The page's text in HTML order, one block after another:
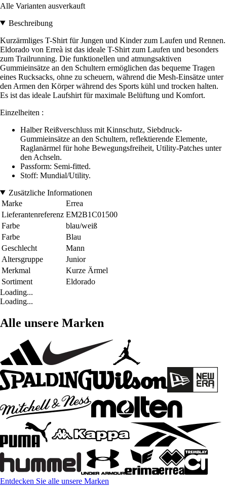
Alle Varianten ausverkauft
Beschreibung
Kurzärmliges T-Shirt für Jungen und Kinder zum Laufen und Rennen.
Eldorado von Erreà ist das ideale T-Shirt zum Laufen und besonders
zum Trailrunning. Die funktionellen und atmungsaktiven
Gummieinsätze an den Schultern ermöglichen das bequeme Tragen
eines Rucksacks, ohne zu scheuern, während die Mesh-Einsätze unter
den Armen den Körper während des Sports kühl und trocken halten.
Es ist das ideale Laufshirt für maximale Belüftung und Komfort.
Einzelheiten :
Halber Reißverschluss mit Kinnschutz, Siebdruck-
Gummieinsätze an den Schultern, reflektierende Elemente,
Raglanärmel für hohe Bewegungsfreiheit, Utility-Patches unter
den Achseln.
Passform: Semi-fitted.
Stoff: Mundial/Utility.
Zusätzliche Informationen
Marke
Errea
Lieferantenreferenz EM2B1C01500
Farbe
blau/weiß
Farbe
Blau
Geschlecht
Mann
Altersgruppe
Junior
Merkmal
Kurze Ärmel
Sortiment
Eldorado
Loading...
Loading...
Alle unsere Marken
Entdecken Sie alle unsere Marken